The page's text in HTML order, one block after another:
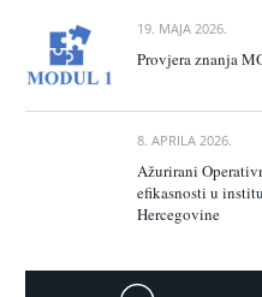
19. MAJA 2026.
Provjera znanja
8. APRILA 2026.
Ažurirani
efikasnosti u
Hercegovine